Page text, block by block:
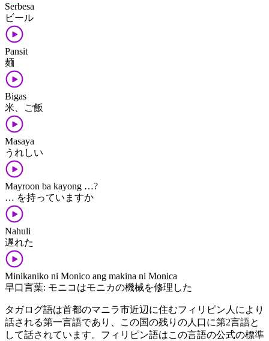
Serbesa
ビール
Pansit
麺
Bigas
米、ご飯
Masaya
うれしい
Mayroon ba kayong …?
… を持っていますか
Nahuli
遅れた
Minikaniko ni Monico ang makina ni Monica
早口言葉: モニコはモニカの機械を修理した
タガログ語は首都のマニラ市近辺に住むフィリピン人により
話される第一言語であり、この国の残りの人口に第2言語と
して話されています。フィリピン語はこの言語の公式の標準